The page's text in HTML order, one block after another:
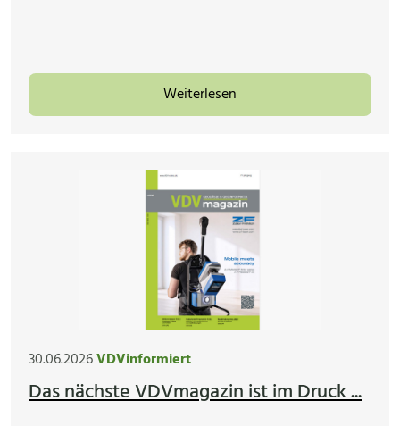
Weiterlesen
30.06.2026VDVinformiert
Das nächste VDVmagazin ist im Druck ...